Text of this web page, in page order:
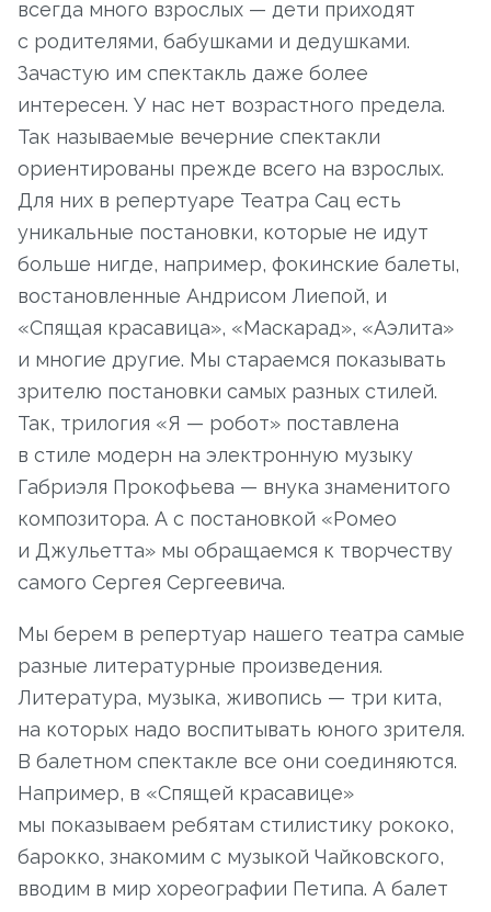
всегда много взрослых — дети приходят
с родителями, бабушками и дедушками.
Зачастую им спектакль даже более
интересен. У нас нет возрастного предела.
Так называемые вечерние спектакли
ориентированы прежде всего на взрослых.
Для них в репертуаре Театра Сац есть
уникальные постановки, которые не идут
больше нигде, например, фокинские балеты,
востановленные Андрисом Лиепой, и
«Спящая красавица», «Маскарад», «Аэлита»
и многие другие. Мы стараемся показывать
зрителю постановки самых разных стилей.
Так, трилогия «Я — робот» поставлена
в стиле модерн на электронную музыку
Габриэля Прокофьева — внука знаменитого
композитора. А с постановкой «Ромео
и Джульетта» мы обращаемся к творчеству
самого Сергея Сергеевича.
Мы берем в репертуар нашего театра самые
разные литературные произведения.
Литература, музыка, живопись — три кита,
на которых надо воспитывать юного зрителя.
В балетном спектакле все они соединяются.
Например, в «Спящей красавице»
мы показываем ребятам стилистику рококо,
барокко, знакомим с музыкой Чайковского,
вводим в мир хореографии Петипа. А балет